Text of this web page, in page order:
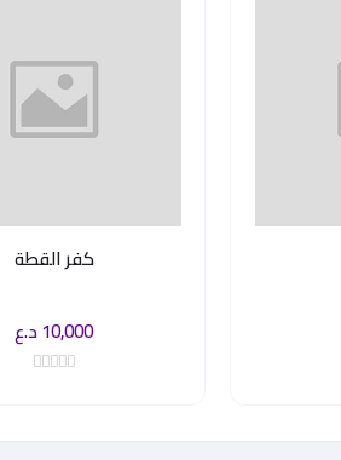
كفر القطة
10,000 د.ع